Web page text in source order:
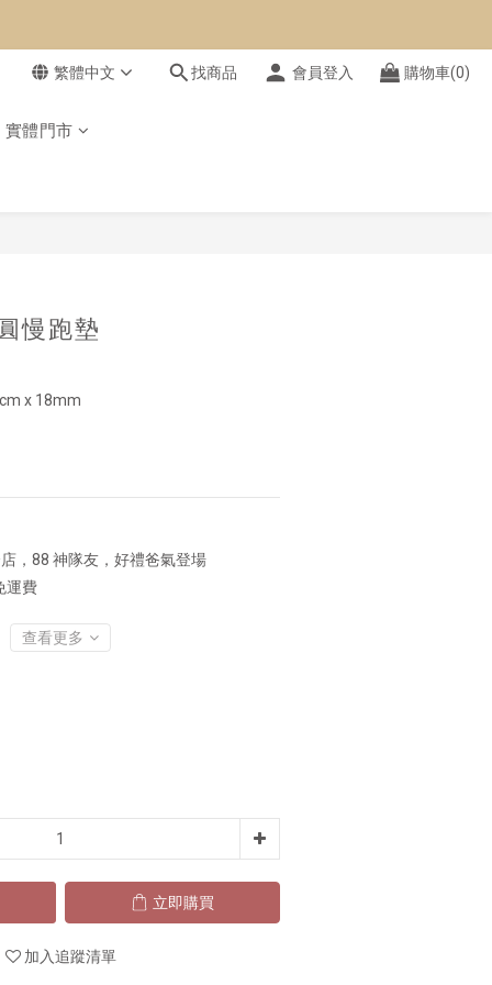
繁體中文 找商品 會員登入 購物車(0)
實體門市
慢跑墊
x 18mm
，88 神隊友，好禮爸氣登場
運費
查看更多
立即購買
加入追蹤清單